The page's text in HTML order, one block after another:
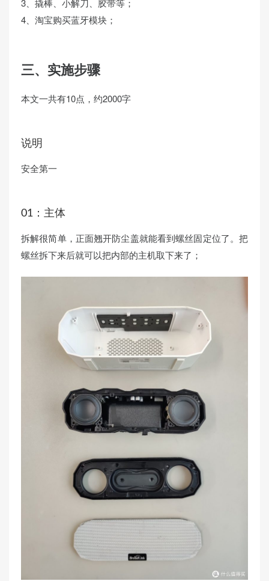
4、淘宝购买蓝牙模块；
三、实施步骤
本文一共有10点，约2000字
说明
安全第一
01：主体
拆解很简单，正面翘开防尘盖就能看到螺丝固定位了。把
螺丝拆下来后就可以把内部的主机取下来了；